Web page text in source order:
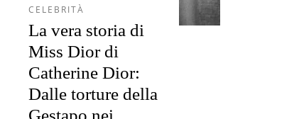
CELEBRITÀ
La vera storia di
Miss Dior di
Catherine Dior:
Dalle torture della
Gestapo nei